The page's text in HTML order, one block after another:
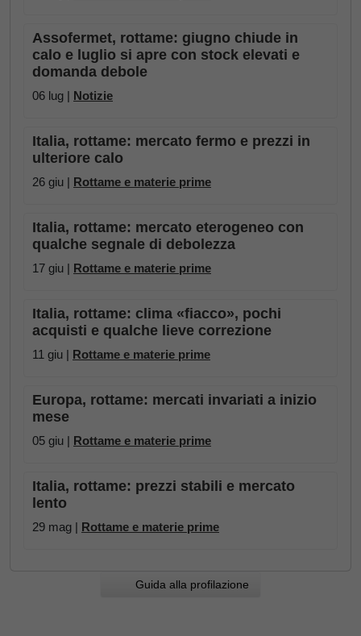
Assofermet, rottame: giugno chiude in
calo e luglio si apre con stock elevati e
domanda debole
06 lug | Notizie
Italia, rottame: mercato fermo e prezzi in
ulteriore calo
26 giu | Rottame e materie prime
Italia, rottame: mercato eterogeneo con
qualche segnale di debolezza
17 giu | Rottame e materie prime
Italia, rottame: clima «fiacco», pochi
acquisti e qualche lieve correzione
11 giu | Rottame e materie prime
Europa, rottame: mercati invariati a inizio
mese
05 giu | Rottame e materie prime
Italia, rottame: prezzi stabili e mercato
lento
29 mag | Rottame e materie prime
Guida alla profilazione